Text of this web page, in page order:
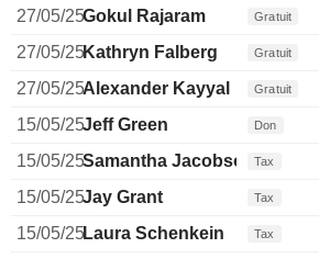
27/05/25Gokul Rajaram Gratuit
27/05/25Kathryn Falberg Gratuit
27/05/25Alexander Kayyal Gratuit
15/05/25Jeff Green Don
15/05/25Samantha JacobsonTax
15/05/25Jay Grant Tax
15/05/25Laura Schenkein Tax